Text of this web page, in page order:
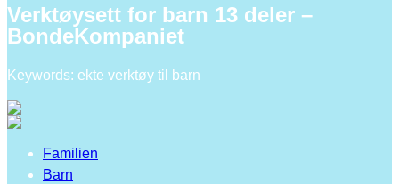
Verktøysett for barn 13 deler –
BondeKompaniet
Keywords: ekte verktøy til barn
Familien
Barn